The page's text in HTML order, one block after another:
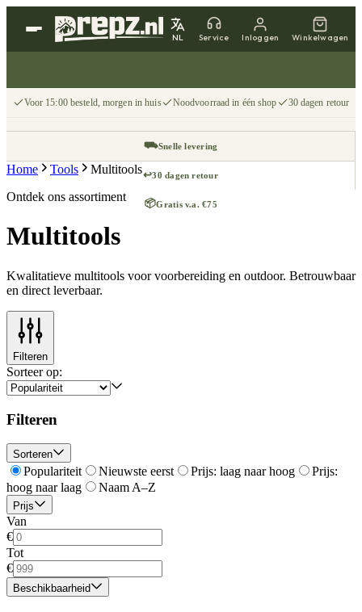
NL Service Inloggen Winkelwagen
Voor 15:00 besteld, morgen in huis Noodvoorraad in één shop 30 dagen retour
⛟Snelle levering
↩30 dagen retour
📦Gratis v.a. €75
Home Tools
Multitools
Ontdek ons assortiment
Multitools
Kwalitatieve multitools voor voorbereiding en outdoor. Betrouwbaar
en direct leverbaar.
Filteren
Sorteer op:
Filteren
Sorteren
Populariteit Nieuwste eerst Prijs: laag naar hoog
Prijs:
hoog naar laag
Naam A–Z
Prijs
Van
€
Tot
€
Beschikbaarheid